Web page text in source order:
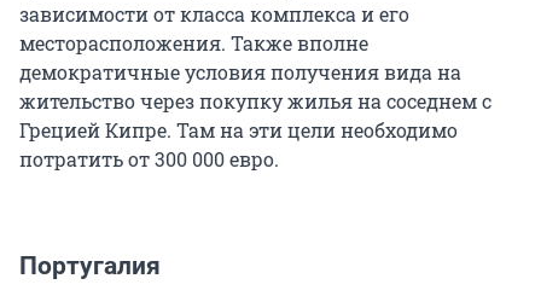
зависимости от класса комплекса и его
месторасположения. Также вполне
демократичные условия получения вида на
жительство через покупку жилья на соседнем с
Грецией Кипре. Там на эти цели необходимо
потратить от 300 000 евро.
Португалия